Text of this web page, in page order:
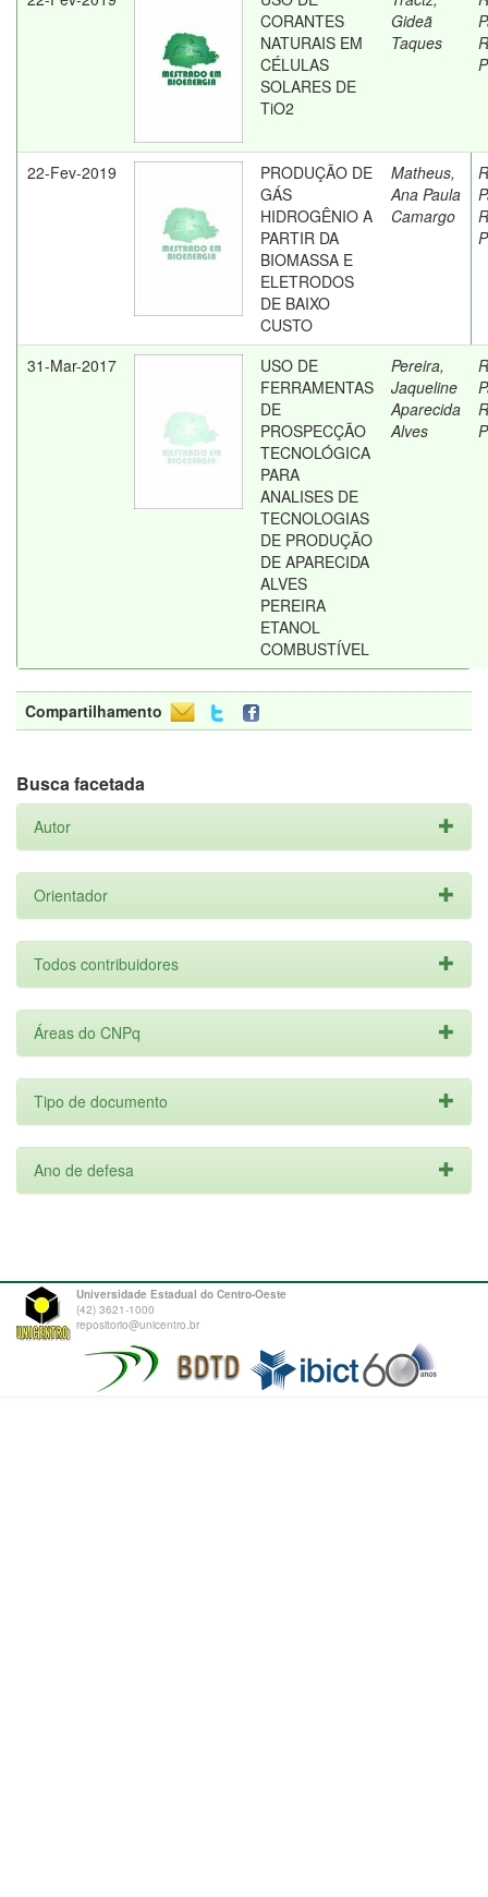
CORANTES
NATURAIS EM
CÉLULAS
SOLARES DE
TiO2
Gideã
Taques
22-Fev-2019
PRODUÇÃO DE
GÁS
HIDROGÊNIO A
PARTIR DA
BIOMASSA E
ELETRODOS
DE BAIXO
CUSTO
Matheus,
Ana Paula
Camargo
31-Mar-2017
USO DE
FERRAMENTAS
DE
PROSPECÇÃO
TECNOLÓGICA
PARA
ANALISES DE
TECNOLOGIAS
DE PRODUÇÃO
DE APARECIDA
ALVES
PEREIRA
ETANOL
COMBUSTÍVEL
Pereira,
Jaqueline
Aparecida
Alves
Compartilhamento
Busca facetada
Autor
Orientador
Todos contribuidores
Áreas do CNPq
Tipo de documento
Ano de defesa
Universidade Estadual do Centro-Oeste
(42) 3621-1000
repositorio@unicentro.br